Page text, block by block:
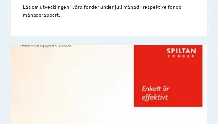
Läs om utvecklingen i våra fonder under juli månad i respektive fonds
månadsrapport.